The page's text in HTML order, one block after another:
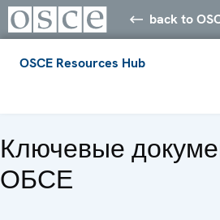
back to
OSCE Resources Hub
Ключевые
ОБСЕ